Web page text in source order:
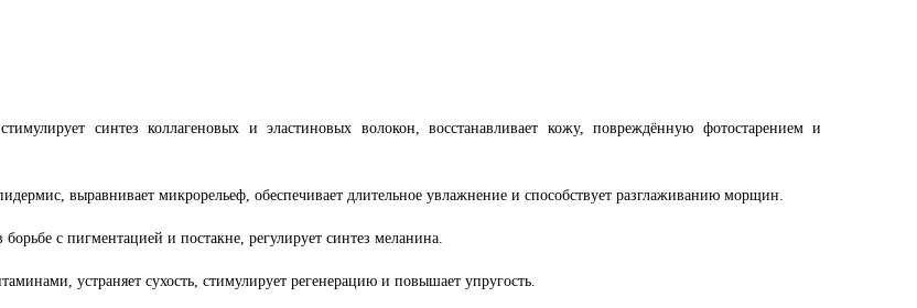
синтез коллагеновых и эластиновых волокон, восстанавливает кожу, повреждённую фотостарением и
выравнивает микрорельеф, обеспечивает длительное увлажнение и способствует разглаживанию морщин.
с пигментацией и постакне, регулирует синтез меланина.
устраняет сухость, стимулирует регенерацию и повышает упругость.